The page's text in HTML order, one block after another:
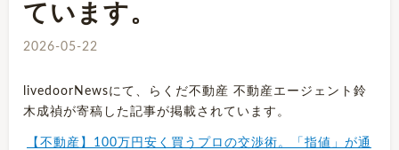
ています。
2026-05-22
livedoorNewsにて、らくだ不動産 不動産エージェント鈴
木成禎が寄稿した記事が掲載されています。
【不動産】100万円安く買うプロの交渉術。「指値」が通